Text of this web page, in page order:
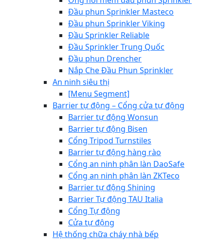
Đầu phun Sprinkler Masteco
Đầu phun Sprinkler Viking
Đầu Sprinkler Reliable
Đầu Sprinkler Trung Quốc
Đầu phun Drencher
Nắp Che Đầu Phun Sprinkler
An ninh siêu thị
[Menu Segment]
Barrier tự động – Cổng cửa tự động
Barrier tự động Wonsun
Barrier tự động Bisen
Cổng Tripod Turnstiles
Barrier tự động hàng rào
Cổng an ninh phân làn DaoSafe
Cổng an ninh phân làn ZKTeco
Barrier tự động Shining
Barrier Tự động TAU Italia
Cổng Tự động
Cửa tự động
Hệ thống chữa cháy nhà bếp